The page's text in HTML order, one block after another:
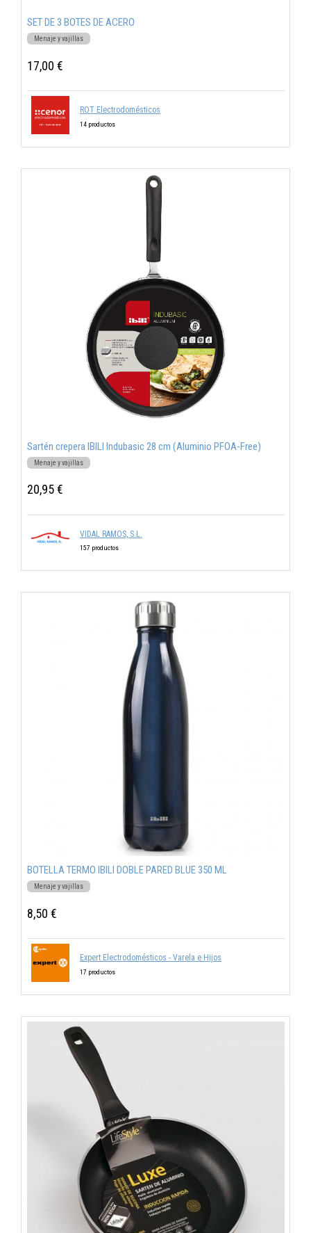
SET DE 3 BOTES DE ACERO
Menaje y vajillas
17,00 €
ROT Electrodomésticos
14 productos
Sartén crepera IBILI Indubasic 28 cm (Aluminio PFOA-Free)
Menaje y vajillas
20,95 €
VIDAL RAMOS, S.L.
157 productos
BOTELLA TERMO IBILI DOBLE PARED BLUE 350 ML
Menaje y vajillas
8,50 €
Expert Electrodomésticos - Varela e Hijos
17 productos